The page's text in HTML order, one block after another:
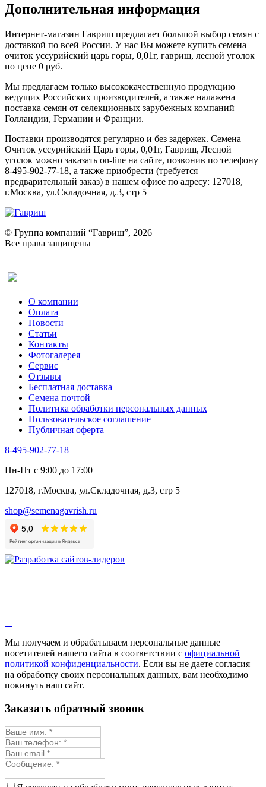
Дополнительная информация
Интернет-магазин Гавриш предлагает большой выбор семян с
доставкой по всей России. У нас Вы можете купить семена
очиток уссурийский царь горы, 0,01г, гавриш, лесной уголок
по цене 0 руб.
Мы предлагаем только высококачественную продукцию
ведущих Российских производителей, а также налажена
поставка семян от селекционных зарубежных компаний
Голландии, Германии и Франции.
Поставки производятся регулярно и без задержек. Семена
Очиток уссурийский Царь горы, 0,01г, Гавриш, Лесной
уголок можно заказать on-line на сайте, позвонив по телефону
8-495-902-77-18, а также приобрести (требуется
предварительный заказ) в нашем офисе по адресу: 127018,
г.Москва, ул.Складочная, д.3, стр 5
© Группа компаний “Гавриш”, 2026
Все права защищены
О компании
Оплата
Новости
Статьи
Контакты
Фотогалерея​
Сервис
Отзывы
Бесплатная доставка
Семена почтой
Политика обработки персональных данных
Пользовательское соглашение
Публичная оферта
8-495-902-77-18
Пн-Пт с 9:00 до 17:00
127018, г.Москва, ул.Складочная, д.3, стр 5
shop@semenagavrish.ru
Мы получаем и обрабатываем персональные данные
посетителей нашего сайта в соответствии с официальной
политикой конфиденциальности. Если вы не даете согласия
на обработку своих персональных данных, вам необходимо
покинуть наш сайт.
Заказать обратный звонок